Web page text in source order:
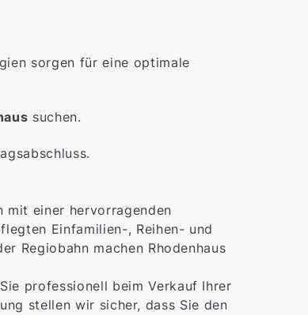
sorgen für eine optimale
suchen.
mit einer hervorragenden
Einfamilien-, Reihen- und
Regiobahn machen Rhodenhaus
professionell beim Verkauf Ihrer
stellen wir sicher, dass Sie den